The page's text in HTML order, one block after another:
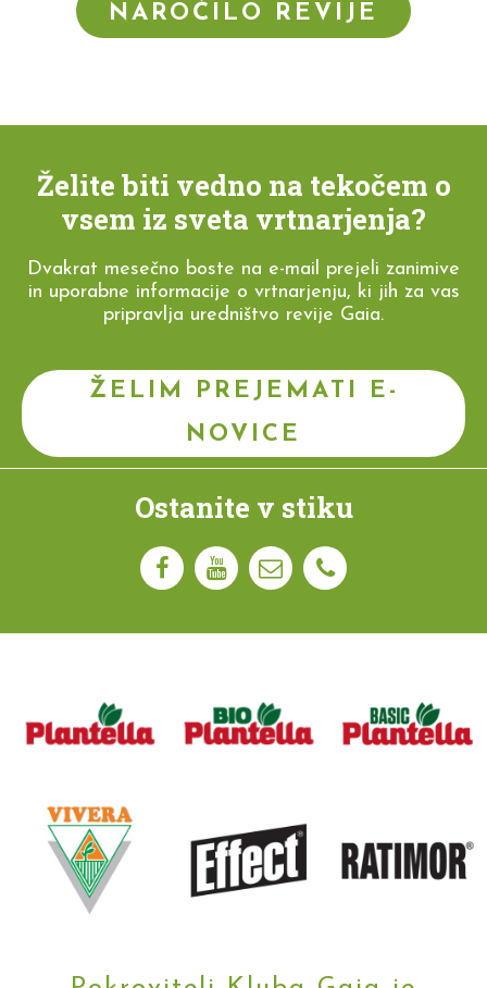
NAROČILO REVIJE
Želite biti vedno na tekočem o
vsem iz sveta vrtnarjenja?
Dvakrat mesečno boste na e-mail prejeli zanimive
in uporabne informacije o vrtnarjenju, ki jih za vas
pripravlja uredništvo revije Gaia.
ŽELIM PREJEMATI E-
NOVICE
Ostanite v stiku